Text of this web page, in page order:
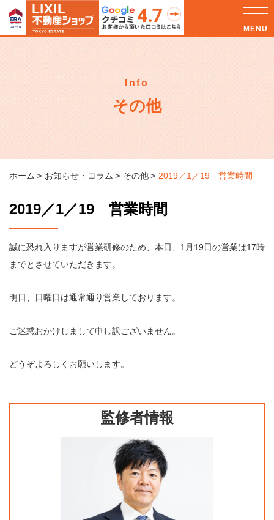
Info
その他
ホーム お知らせ・コラム その他 2019／1／19 営業時間
2019／1／19 営業時間
誠に恐れ入りますが営業研修のため、本日、1月19日の営業は17時
までとさせていただきます。
明日、日曜日は通常通り営業しております。
ご迷惑おかけしまして申し訳ございません。
どうぞよろしくお願いします。
監修者情報